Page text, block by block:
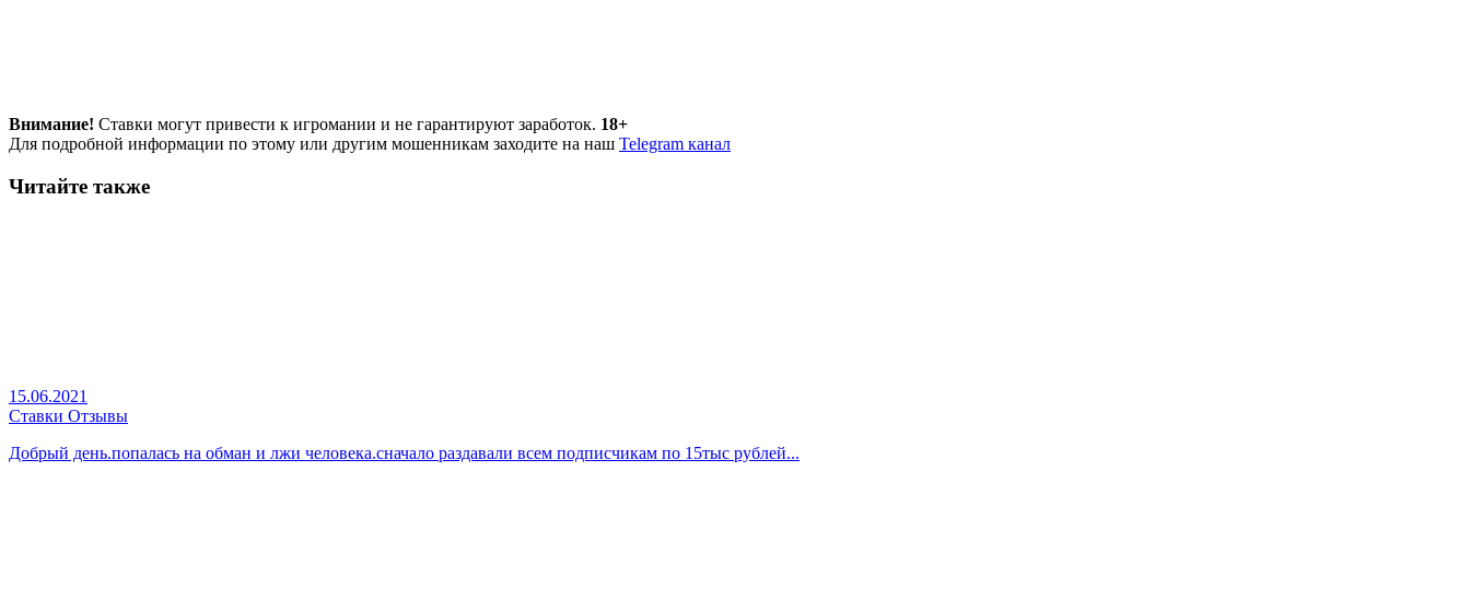
Внимание! Ставки могут привести к игромании и не гарантируют заработок. 18+
Для подробной информации по этому или другим мошенникам заходите на наш Telegram канал
Читайте также
15.06.2021
Ставки Отзывы
Добрый день.попалась на обман и лжи человека.сначало раздавали всем подписчикам по 15тыс рублей...